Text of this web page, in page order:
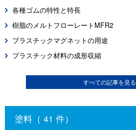
各種ゴムの特性と特長
樹脂のメルトフローレートMFR2
プラスチックマグネットの用途
プラスチック材料の成形収縮
すべての記事を見る
塗料（ 41 件）